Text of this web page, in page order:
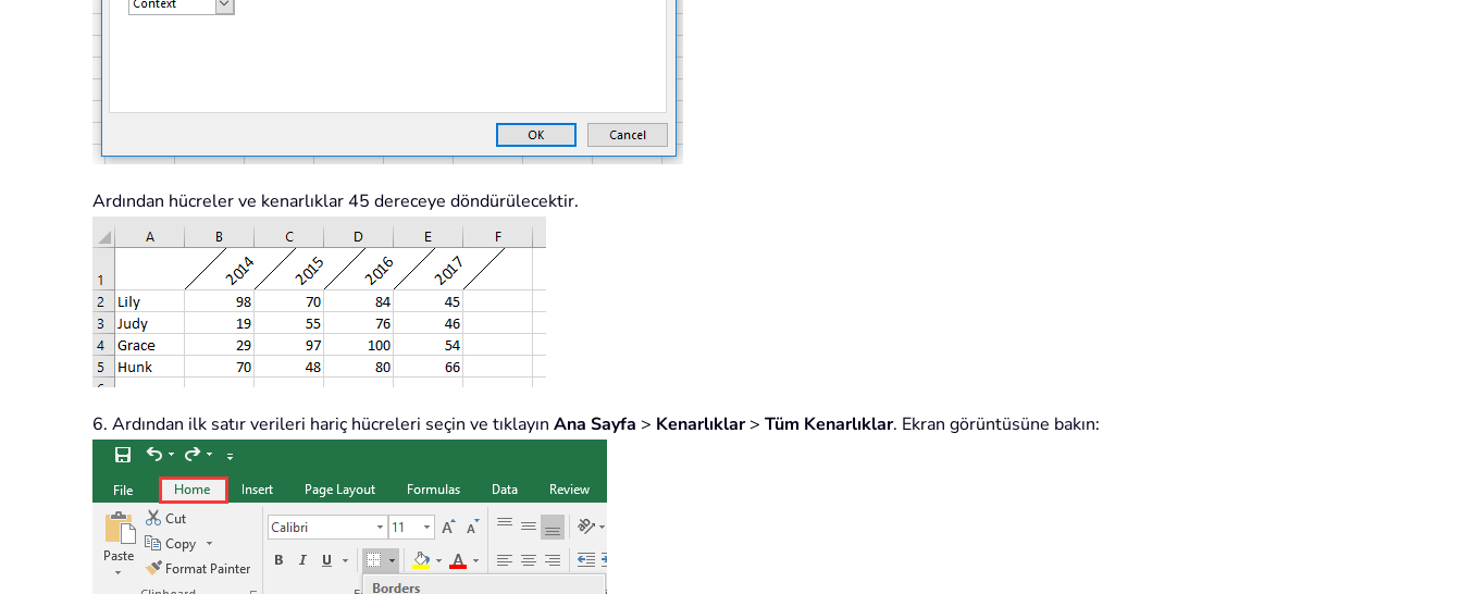
Ardından hücreler ve kenarlıklar 45 dereceye döndürülecektir.
6. Ardından ilk satır verileri hariç hücreleri seçin ve tıklayın Ana Sayfa > Kenarlıklar> Tüm Kenarlıklar. Ekran görüntüsüne bakın: